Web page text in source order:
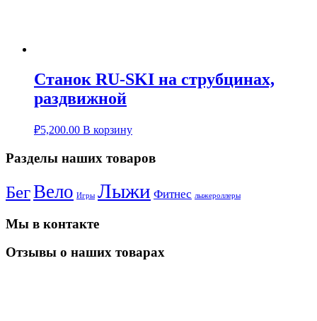
Станок RU-SKI на струбцинах,
раздвижной
₽5,200.00 В корзину
Разделы наших товаров
БегВело Игры Лыжи Фитнес лыжероллеры
Мы в контакте
Отзывы о наших товарах